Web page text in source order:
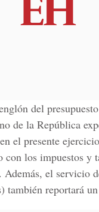
del
de la República
el presente
con los impuestos y
Además, el servicio
también reportará